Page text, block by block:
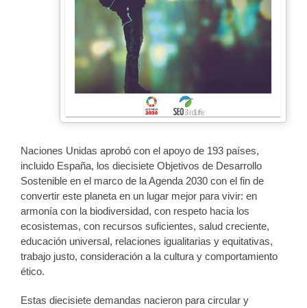
Naciones Unidas aprobó con el apoyo de 193 países,
incluido España, los diecisiete Objetivos de Desarrollo
Sostenible en el marco de la Agenda 2030 con el fin de
convertir este planeta en un lugar mejor para vivir: en
armonía con la biodiversidad, con respeto hacia los
ecosistemas, con recursos suficientes, salud creciente,
educación universal, relaciones igualitarias y equitativas,
trabajo justo, consideración a la cultura y comportamiento
ético.
Estas diecisiete demandas nacieron para circular y